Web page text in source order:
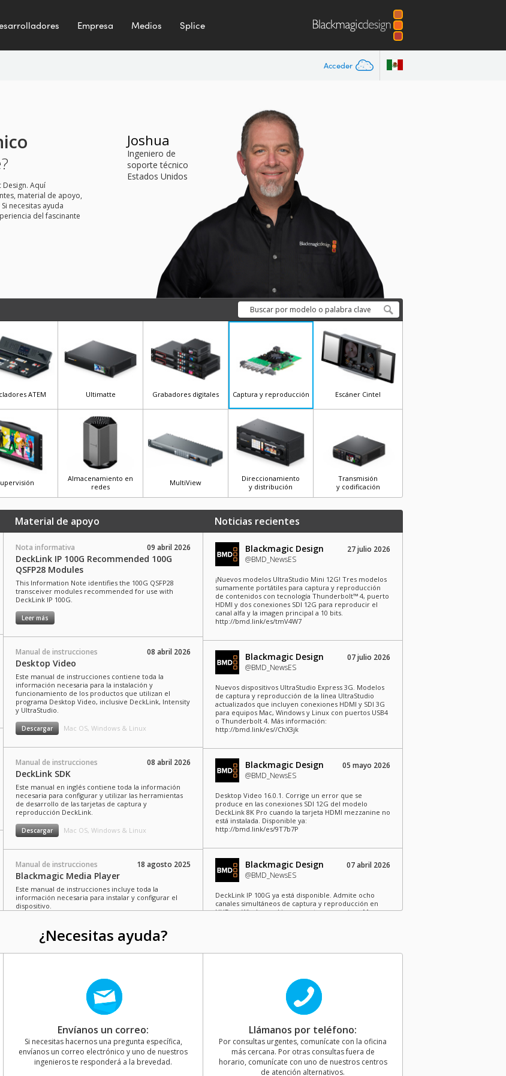
Empresa Medios Splice
Acceder
Aquí
material de apoyo,
necesitas ayuda
del fascinante
Joshua
Ingeniero de
soporte técnico
Estados Unidos
ATEM Ultimatte Grabadores digitales Captura y reproducción Escáner Cintel
Almacenamiento en
redes
MultiView
Direccionamiento
y distribución
Transmisión
y codificación
Material de apoyo Noticias recientes
Nota informativa 09 abril 2026
DeckLink IP 100G Recommended 100G
QSFP28 Modules
This Information Note identifies the 100G QSFP28
transceiver modules recommended for use with
DeckLink IP 100G.
Leer más
Manual de instrucciones 08 abril 2026
Desktop Video
Este manual de instrucciones contiene toda la
información necesaria para la instalación y
funcionamiento de los productos que utilizan el
programa Desktop Video, inclusive DeckLink, Intensity
y UltraStudio.
Descargar Mac OS, Windows & Linux
Manual de instrucciones 08 abril 2026
DeckLink SDK
Este manual en inglés contiene toda la información
necesaria para configurar y utilizar las herramientas
de desarrollo de las tarjetas de captura y
reproducción DeckLink.
Descargar Mac OS, Windows & Linux
Manual de instrucciones 18 agosto 2025
Blackmagic Media Player
Este manual de instrucciones incluye toda la
información necesaria para instalar y configurar el
dispositivo.
Davinci Resolve 20.
Manual de instrucciones 28 noviembre 2024
Blackmagic Design
@BMD_NewsES
27 julio 2026
¡Nuevos modelos UltraStudio Mini 12G! Tres modelos
sumamente portátiles para captura y reproducción
de contenidos con tecnología Thunderbolt™ 4, puerto
HDMI y dos conexiones SDI 12G para reproducir el
canal alfa y la imagen principal a 10 bits.
http://bmd.link/es/tmV4W7
Blackmagic Design
@BMD_NewsES
07 julio 2026
Nuevos dispositivos UltraStudio Express 3G. Modelos
de captura y reproducción de la línea UltraStudio
actualizados que incluyen conexiones HDMI y SDI 3G
para equipos Mac, Windows y Linux con puertos USB4
o Thunderbolt 4. Más información:
http://bmd.link/es//ChX3jk
Blackmagic Design
@BMD_NewsES
05 mayo 2026
Desktop Video 16.0.1. Corrige un error que se
produce en las conexiones SDI 12G del modelo
DeckLink 8K Pro cuando la tarjeta HDMI mezzanine no
está instalada. Disponible ya:
http://bmd.link/es/9T7b7P
Blackmagic Design
@BMD_NewsES
07 abril 2026
DeckLink IP 100G ya está disponible. Admite ocho
canales simultáneos de captura y reproducción en
UHD en Windows y Linux y cuatro en equipos Mac.
@BMD_NewsES
Desktop Video 15.3.1. Esta actualización corrige varios
errores en los modelos DeckLink, UltraStudio e
funcionamiento y la estabilidad de estos dispositivos.
Disponible ya: http://bmd.link/es/9VjbEr
Blackmagic Design
¿Necesitas ayuda?
Envíanos un correo:
Si necesitas hacernos una pregunta específica,
envíanos un correo electrónico y uno de nuestros
ingenieros te responderá a la brevedad.
Llámanos por teléfono:
Por consultas urgentes, comunícate con la oficina
más cercana. Por otras consultas fuera de
horario, comunícate con uno de nuestros centros
de atención alternativos.